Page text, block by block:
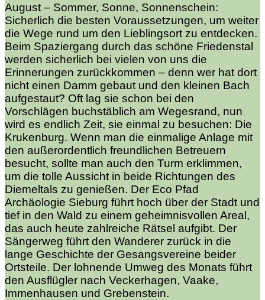
August – Sommer, Sonne, Sonnenschein:
Sicherlich die besten Voraussetzungen, um weiter
die Wege rund um den Lieblingsort zu entdecken.
Beim Spaziergang durch das schöne Friedenstal
werden sicherlich bei vielen von uns die
Erinnerungen zurückkommen – denn wer hat dort
nicht einen Damm gebaut und den kleinen Bach
aufgestaut? Oft lag sie schon bei den
Vorschlägen buchstäblich am Wegesrand, nun
wird es endlich Zeit, sie einmal zu besuchen: Die
Krukenburg. Wenn man die einmalige Anlage mit
den außerordentlich freundlichen Betreuern
besucht, sollte man auch den Turm erklimmen,
um die tolle Aussicht in beide Richtungen des
Diemeltals zu genießen. Der Eco Pfad
Archäologie Sieburg führt hoch über der Stadt und
tief in den Wald zu einem geheimnisvollen Areal,
das auch heute zahlreiche Rätsel aufgibt. Der
Sängerweg führt den Wanderer zurück in die
lange Geschichte der Gesangsvereine beider
Ortsteile. Der lohnende Umweg des Monats führt
den Ausflügler nach Veckerhagen, Vaake,
Immenhausen und Grebenstein.